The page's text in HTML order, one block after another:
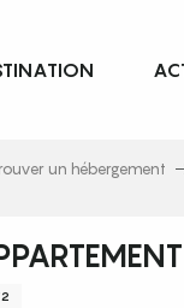
un hébergement